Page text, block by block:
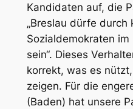
Kandidaten auf, die
„Breslau dürfe durch
Sozialdemokraten
sein“. Dieses
korrekt, was es
zeigen. Für die
(Baden) hat unsere